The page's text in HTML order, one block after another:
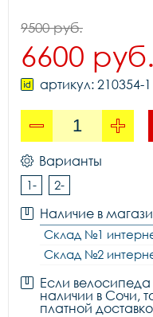
9500 руб.
6600 руб.
артикул: 210354-1
Варианты
1- 2-
Наличие в
Склад №1
Склад №2
Если велосипеда
наличии в Сочи,
платной